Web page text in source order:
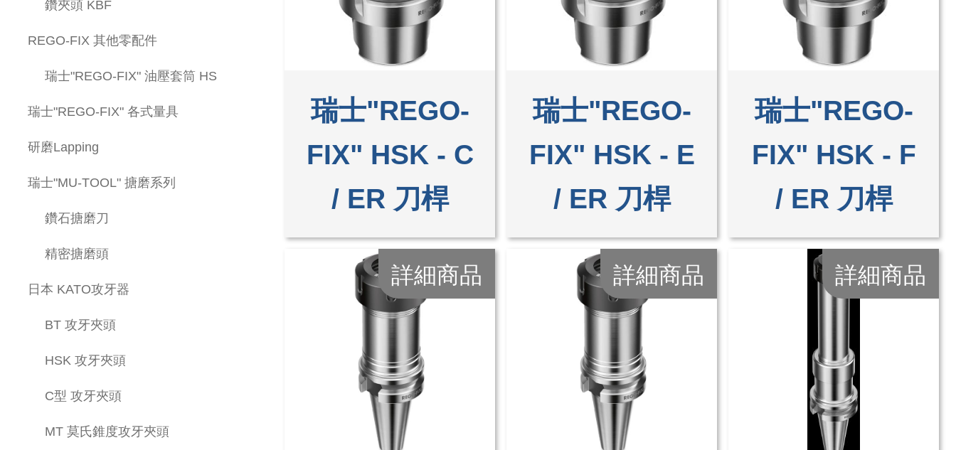
鑽夾頭 KBF
REGO-FIX 其他零配件
瑞士"REGO-FIX" 油壓套筒 HS
瑞士"REGO-FIX" 各式量具
研磨Lapping
瑞士"MU-TOOL" 搪磨系列
鑽石搪磨刀
精密搪磨頭
日本 KATO攻牙器
BT 攻牙夾頭
HSK 攻牙夾頭
C型 攻牙夾頭
MT 莫氏錐度攻牙夾頭
瑞士"REGO-
FIX" HSK - C
/ ER 刀桿
瑞士"REGO-
FIX" HSK - E
/ ER 刀桿
瑞士"REGO-
FIX" HSK - F
/ ER 刀桿
詳細商品 詳細商品 詳細商品